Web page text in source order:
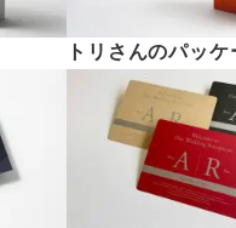
トリさんのパッケ